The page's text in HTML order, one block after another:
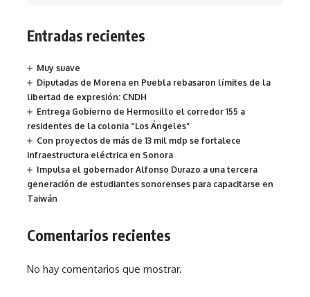
Entradas recientes
Muy suave
Diputadas de Morena en Puebla rebasaron límites de la
libertad de expresión: CNDH
Entrega Gobierno de Hermosillo el corredor 155 a
residentes de la colonia “Los Ángeles”
Con proyectos de más de 13 mil mdp se fortalece
infraestructura eléctrica en Sonora
Impulsa el gobernador Alfonso Durazo a una tercera
generación de estudiantes sonorenses para capacitarse en
Taiwán
Comentarios recientes
No hay comentarios que mostrar.